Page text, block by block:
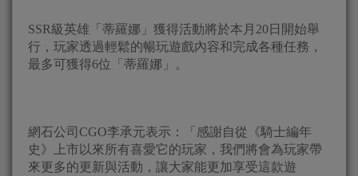
SSR級英雄「蒂羅娜」獲得活動將於本月20日開始舉
行，玩家透過輕鬆的暢玩遊戲內容和完成各種任務，
最多可獲得6位「蒂羅娜」。
網石公司CGO李承元表示：「感謝自從《騎士編年
史》上市以來所有喜愛它的玩家，我們將會為玩家帶
來更多的更新與活動，讓大家能更加享受這款遊